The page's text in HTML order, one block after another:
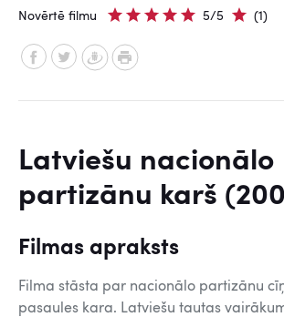
Novērtē filmu 5/5 (1)
Latviešu nacionālo
partizānu karš
Filmas apraksts
Filma stāsta par nacionālo partizānu
pasaules kara. Latviešu tautas